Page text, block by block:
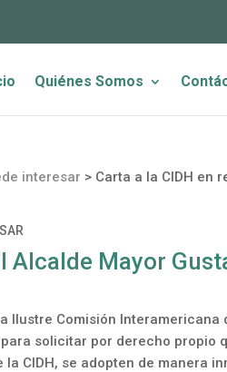
Quiénes Somos
interesar > Carta a la CIDH en
Alcalde Mayor
Ilustre Comisión Interamericana
para solicitar por derecho propio
CIDH, se adopten de manera